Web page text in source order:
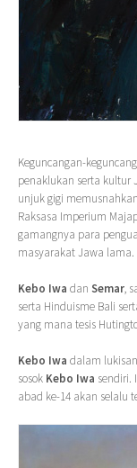
Keguncangan-
penaklukan serta kultur
unjuk gigi
Raksasa Imperium
gamangnya para
masyarakat Jawa lama.
Kebo Iwa dan Semar,
serta Hinduisme Bali
yang mana tesis
Kebo Iwa dalam
sosok Kebo Iwa sendiri.
abad ke-14 akan selalu